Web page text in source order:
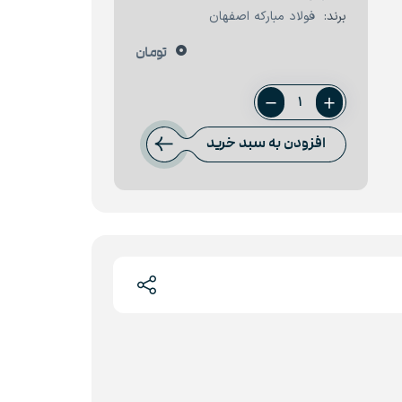
برند: فولاد مبارکه اصفهان
0 تومان
ورق
6
میل
افزودن به سبد خرید